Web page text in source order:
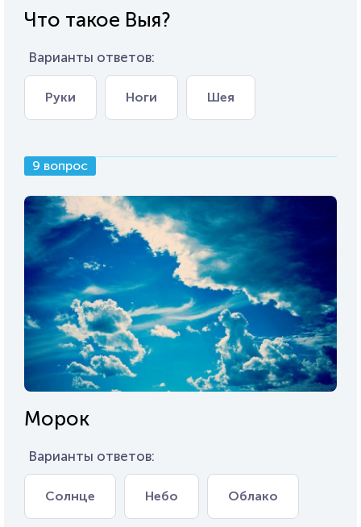
Что такое Выя?
Варианты ответов:
Руки Ноги Шея
9 вопрос
Морок
Варианты ответов:
Солнце Небо Облако